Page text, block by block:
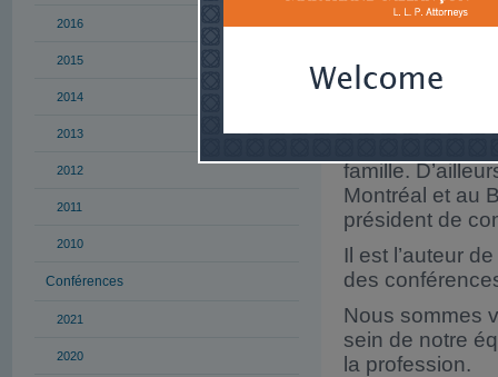
2016
2015
2014
2013
2012
2011
2010
Conférences
2021
2020
Avocat
stratège et de
d’importance
famille.
Montréal et au
président de
Il est l’auteur
des
Nous sommes
sein de notre
la profession.